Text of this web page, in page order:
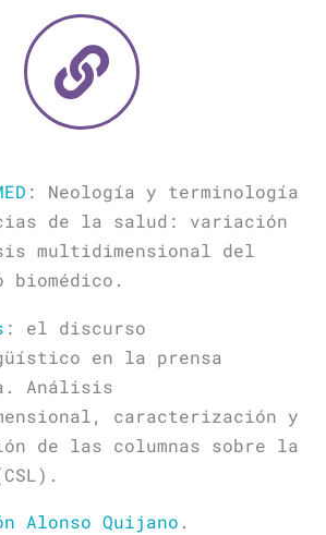
: Neología y terminología
de la salud: variación
multidimensional del
biomédico.
: el discurso
en la prensa
Análisis
caracterización y
de las columnas sobre la
Alonso Quijano .